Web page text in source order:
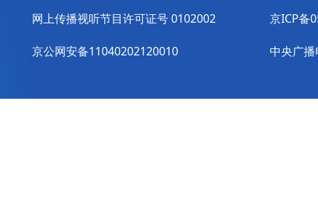
网上传播视听节目许可证号 0102002
京公网安备11040202120010
京ICP备
中央广